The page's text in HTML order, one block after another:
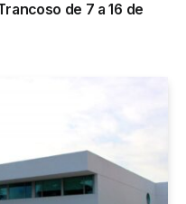
de 7 a 16 de